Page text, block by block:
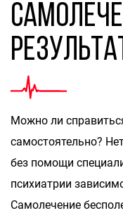
Можно ли
самостоятельно?
без помощи
психиатрии
Самолечение